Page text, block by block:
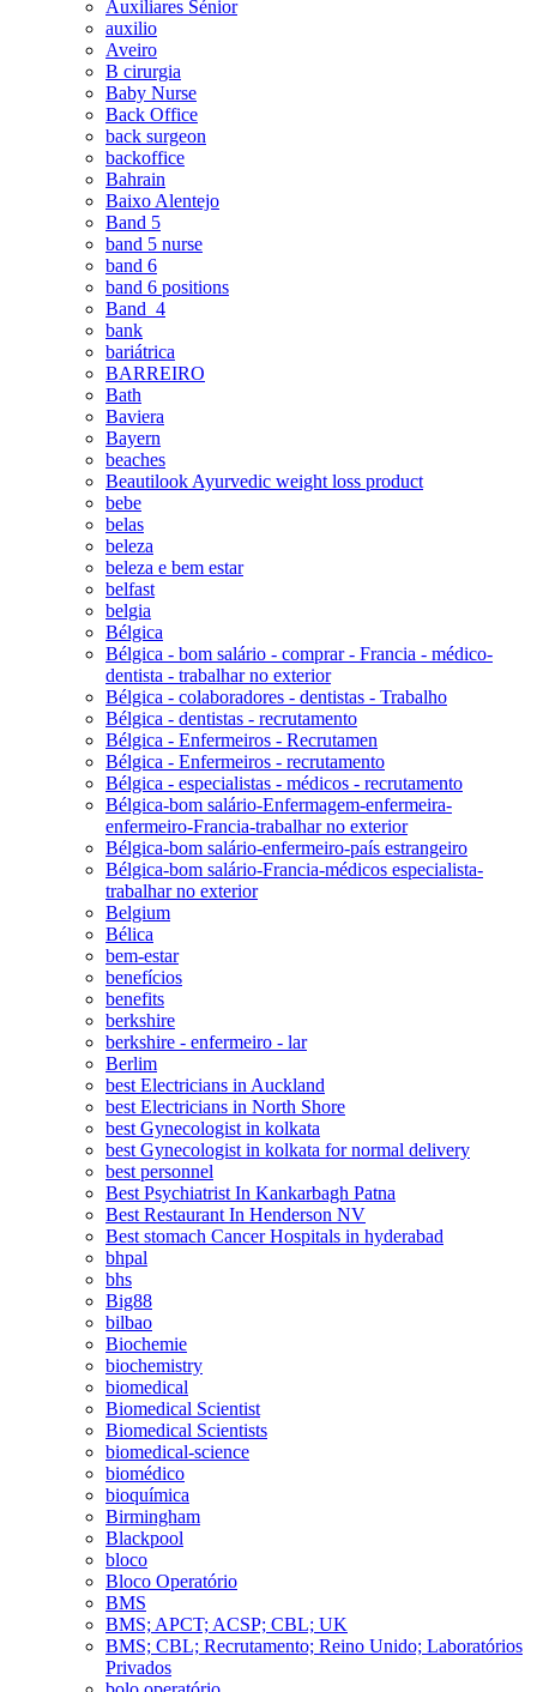
Auxiliares Sénior
auxilio
Aveiro
B cirurgia
Baby Nurse
Back Office
back surgeon
backoffice
Bahrain
Baixo Alentejo
Band 5
band 5 nurse
band 6
band 6 positions
Band_4
bank
bariátrica
BARREIRO
Bath
Baviera
Bayern
beaches
Beautilook Ayurvedic weight loss product
bebe
belas
beleza
beleza e bem estar
belfast
belgia
Bélgica
Bélgica - bom salário - comprar - Francia - médico-
dentista - trabalhar no exterior
Bélgica - colaboradores - dentistas - Trabalho
Bélgica - dentistas - recrutamento
Bélgica - Enfermeiros - Recrutamen
Bélgica - Enfermeiros - recrutamento
Bélgica - especialistas - médicos - recrutamento
Bélgica-bom salário-Enfermagem-enfermeira-
enfermeiro-Francia-trabalhar no exterior
Bélgica-bom salário-enfermeiro-país estrangeiro
Bélgica-bom salário-Francia-médicos especialista-
trabalhar no exterior
Belgium
Bélica
bem-estar
benefícios
benefits
berkshire
berkshire - enfermeiro - lar
Berlim
best Electricians in Auckland
best Electricians in North Shore
best Gynecologist in kolkata
best Gynecologist in kolkata for normal delivery
best personnel
Best Psychiatrist In Kankarbagh Patna
Best Restaurant In Henderson NV
Best stomach Cancer Hospitals in hyderabad
bhpal
bhs
Big88
bilbao
Biochemie
biochemistry
biomedical
Biomedical Scientist
Biomedical Scientists
biomedical-science
biomédico
bioquímica
Birmingham
Blackpool
bloco
Bloco Operatório
BMS
BMS; APCT; ACSP; CBL; UK
BMS; CBL; Recrutamento; Reino Unido; Laboratórios
Privados